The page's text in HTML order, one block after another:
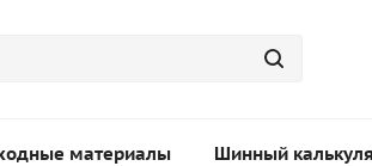
материалы Шинный